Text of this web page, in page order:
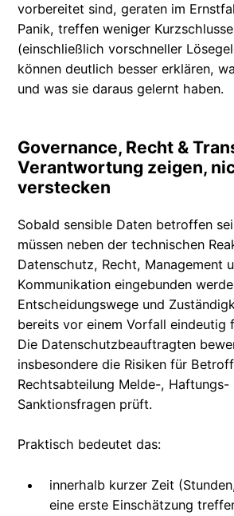
vorbereitet sind, geraten im
Panik, treffen weniger
(einschließlich vorschneller
können deutlich besser erklären,
und was sie daraus gelernt haben.
Governance, Recht &
Verantwortung zeigen,
verstecken
Sobald sensible Daten betroffen
müssen neben der technischen
Datenschutz, Recht, Management
Kommunikation eingebunden
Entscheidungswege und
bereits vor einem Vorfall eindeutig
Die Datenschutzbeauftragten
insbesondere die Risiken für
Rechtsabteilung Melde-, Haftungs-
Sanktionsfragen prüft.
Praktisch bedeutet das:
innerhalb kurzer Zeit
eine erste Einschätzung